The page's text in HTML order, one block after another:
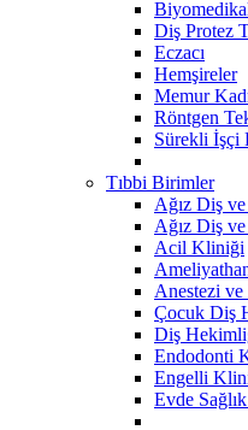
Diş Protez
Eczacı
Hemşireler
Memur
Röntgen
Sürekli İşçi
Tıbbi Birimler
Ağız Diş
Ağız Diş
Acil Kliniği
Anestezi ve
Çocuk Diş
Diş
Endodonti
Engelli
Evde